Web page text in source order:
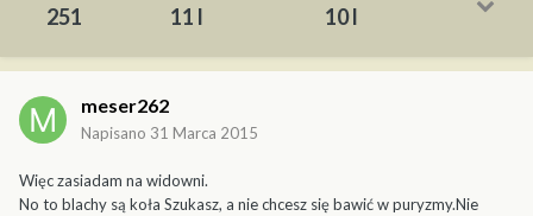
251 11 l 10 l
meser262
Napisano 31 Marca 2015
Więc zasiadam na widowni.
No to blachy są koła Szukasz, a nie chcesz się bawić w puryzmy.Nie